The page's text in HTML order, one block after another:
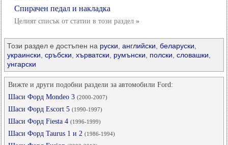
Спирачен педал и накладка
Целият списък от статии в този раздел »
Този раздел е достъпен на руски английски беларуски
украински сръбски хърватски румънски полски словашки
унгарски
Вижте и други подобни раздели за автомобили Ford:
Шаси Форд Mondeo 3 (2000-2007)
Шаси Форд Escort 5 (1990-1997)
Шаси Форд Fiesta 4 (1996-1999)
Шаси Форд Taurus 1 и 2 (1986-1994)